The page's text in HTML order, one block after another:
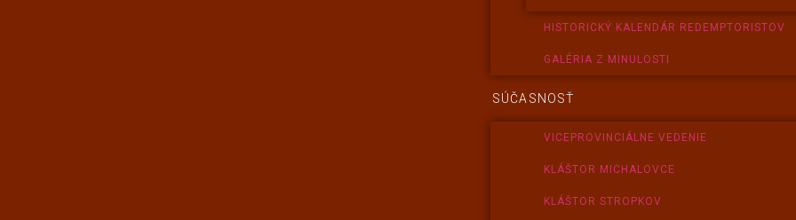
HISTORICKÝ KALENDÁR REDEMPTORISTOV
GALÉRIA Z MINULOSTI
SÚČASNOSŤ
VICEPROVINCIÁLNE VEDENIE
KLÁŠTOR MICHALOVCE
KLÁŠTOR STROPKOV